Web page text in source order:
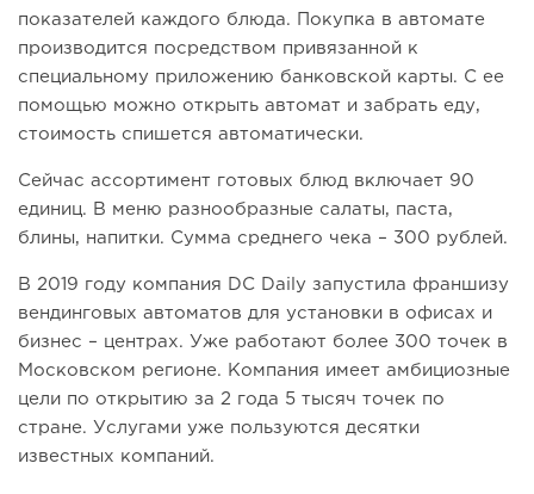
показателей каждого блюда. Покупка в автомате
производится посредством привязанной к
специальному приложению банковской карты. С ее
помощью можно открыть автомат и забрать еду,
стоимость спишется автоматически.
Сейчас ассортимент готовых блюд включает 90
единиц. В меню разнообразные салаты, паста,
блины, напитки. Сумма среднего чека – 300 рублей.
В 2019 году компания DC Daily запустила франшизу
вендинговых автоматов для установки в офисах и
бизнес – центрах. Уже работают более 300 точек в
Московском регионе. Компания имеет амбициозные
цели по открытию за 2 года 5 тысяч точек по
стране. Услугами уже пользуются десятки
известных компаний.